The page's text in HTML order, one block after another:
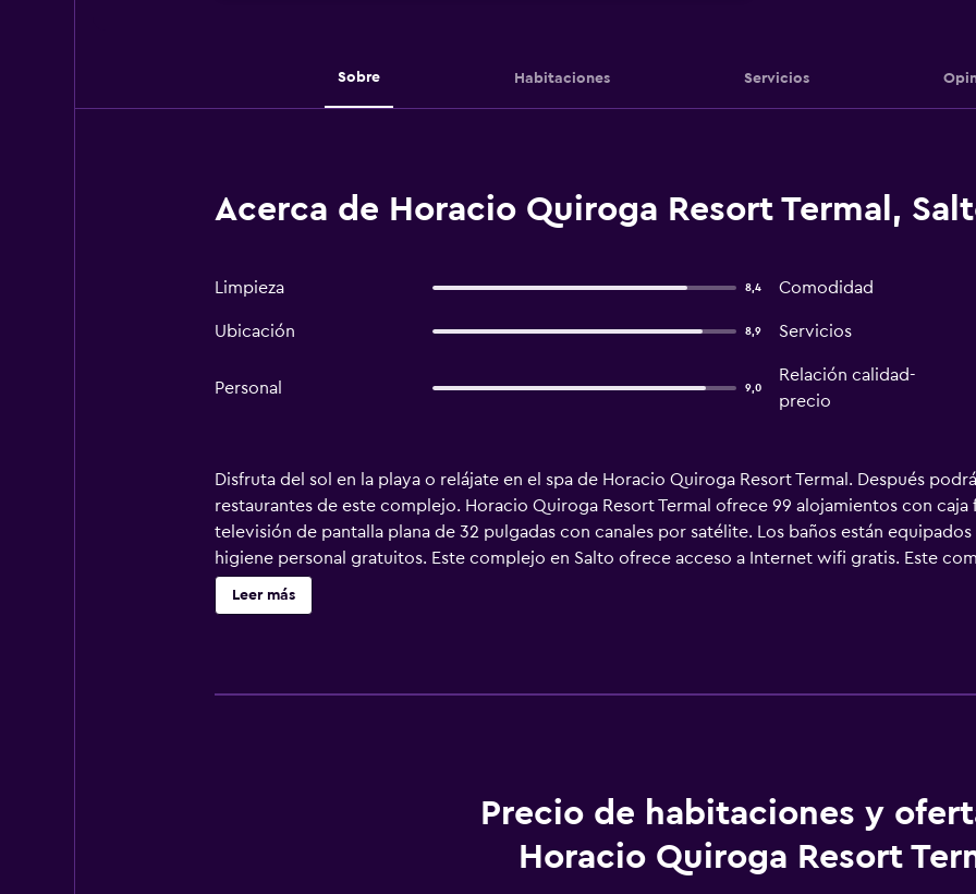
Sobre Habitaciones Servicios
Acerca de Horacio Quiroga Resort Termal,
Limpieza 8,4 Comodidad
Ubicación 8,9 Servicios
Personal 9,0
Relación calidad-
precio
Disfruta del sol en la playa o relájate en el spa de Horacio Quiroga Resort Termal. Después
restaurantes de este complejo. Horacio Quiroga Resort Termal ofrece 99 alojamientos con
televisión de pantalla plana de 32 pulgadas con canales por satélite. Los baños están
higiene personal gratuitos. Este complejo en Salto ofrece acceso a Internet wifi gratis. Este
al aire libre y un parque acuático de acceso gratuito con toboganes acuáticos. En el
hidromasaje. Además de una piscina infantil, los servicios de ocio y esparcimiento incluyen
Leer más
Precio de habitaciones y
Horacio Quiroga Resort